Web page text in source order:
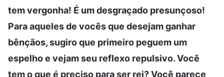
tem vergonha! É um desgraçado presunçoso!
Para aqueles de vocês que desejam ganhar
bênçãos, sugiro que primeiro peguem um
espelho e vejam seu reflexo repulsivo. Você
tem o que é preciso para ser rei? Você parece